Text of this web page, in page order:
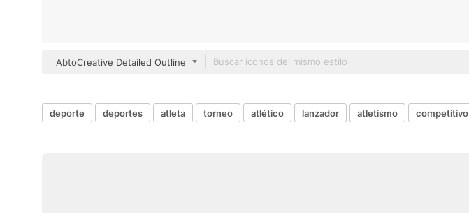
AbtoCreative Detailed Outline
deporte deportes atleta torneo atlético lanzador atletismo competitivo